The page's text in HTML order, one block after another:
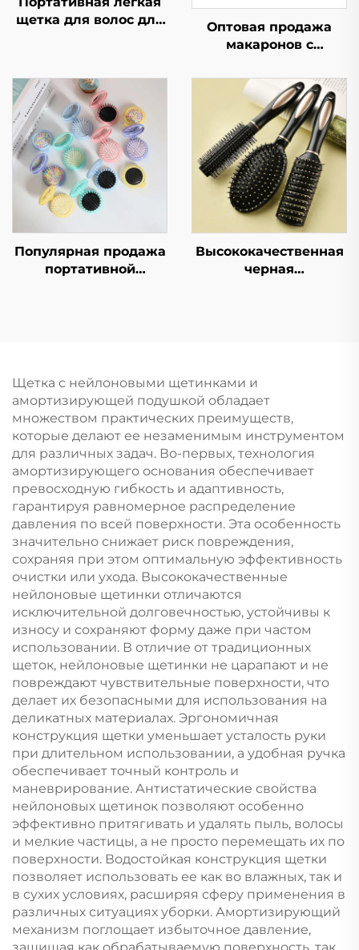
щетка для волос для
расческа в форме
кости, компактная и
гигиеничная
Оптовая продажа
макаронов с
безопасности, щетка
для волос для
студентов,
портативная
воздушная щетка для
женщин, массажная
щетка
Популярная продажа
портативной
зеркало с
макаронными
пастельными
цветами и рисунком
для детей
Высококачественная
черная
логотипом, для
домашнего
использования
Щетка с нейлоновыми щетинками и
амортизирующей подушкой обладает
множеством практических преимуществ,
которые делают ее незаменимым инструментом
для различных задач. Во-первых, технология
амортизирующего основания обеспечивает
превосходную гибкость и адаптивность,
гарантируя равномерное распределение
давления по всей поверхности. Эта особенность
значительно снижает риск повреждения,
сохраняя при этом оптимальную эффективность
очистки или ухода. Высококачественные
нейлоновые щетинки отличаются
исключительной долговечностью, устойчивы к
износу и сохраняют форму даже при частом
использовании. В отличие от традиционных
щеток, нейлоновые щетинки не царапают и не
повреждают чувствительные поверхности, что
делает их безопасными для использования на
деликатных материалах. Эргономичная
конструкция щетки уменьшает усталость руки
при длительном использовании, а удобная ручка
обеспечивает точный контроль и
маневрирование. Антистатические свойства
нейлоновых щетинок позволяют особенно
эффективно притягивать и удалять пыль, волосы
и мелкие частицы, а не просто перемещать их по
поверхности. Водостойкая конструкция щетки
позволяет использовать ее как во влажных, так и
в сухих условиях, расширяя сферу применения в
различных ситуациях уборки. Амортизирующий
механизм поглощает избыточное давление,